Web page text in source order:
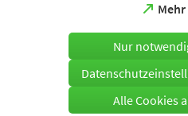
(Öffnet
einem
Tab)
Nur
Alle Cookies